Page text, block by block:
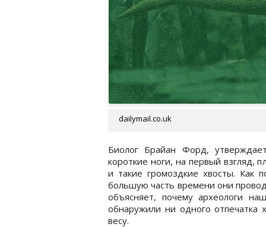
dailymail.co.uk
Биолог Брайан Форд,
короткие ноги, на первый взгляд,
и такие громоздкие хвосты. Как
большую часть времени они
объясняет, почему археологи
обнаружили ни одного отпечатка
весу.